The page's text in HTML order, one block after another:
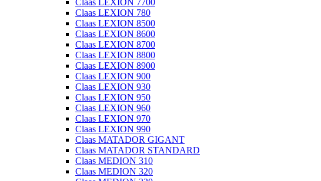
Claas LEXION 7700
Claas LEXION 780
Claas LEXION 8500
Claas LEXION 8600
Claas LEXION 8700
Claas LEXION 8800
Claas LEXION 8900
Claas LEXION 900
Claas LEXION 930
Claas LEXION 950
Claas LEXION 960
Claas LEXION 970
Claas LEXION 990
Claas MATADOR GIGANT
Claas MATADOR STANDARD
Claas MEDION 310
Claas MEDION 320